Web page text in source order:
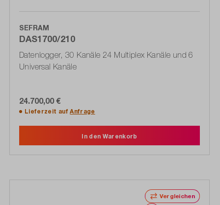
SEFRAM
DAS1700/210
Datenlogger, 30 Kanäle 24 Multiplex Kanäle und 6
Universal Kanäle
24.700,00 €
Lieferzeit aufAnfrage
In den Warenkorb
Vergleichen